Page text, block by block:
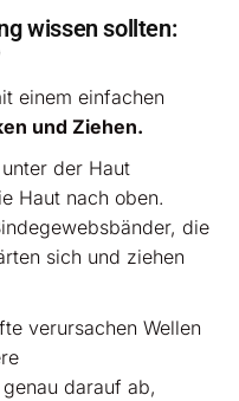
wissen sollten:
einem einfachen
und Ziehen.
der Haut
Haut nach oben.
die
sich und ziehen
verursachen Wellen
darauf ab,